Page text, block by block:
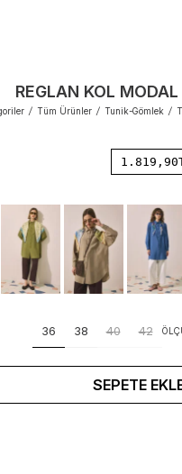
REGLAN KOL
/ Tüm Ürünler / Tunik-Gömlek /
1.819,90
36 38 40 42
SEPETE